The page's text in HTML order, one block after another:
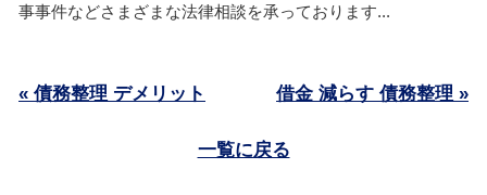
事事件などさまざまな法律相談を承っております...
« 債務整理 デメリット 借金 減らす 債務整理 »
一覧に戻る